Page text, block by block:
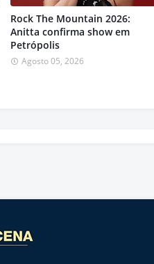
Rock The Mountain 2026:
Anitta confirma show em
Petrópolis
Agosto 05, 2026